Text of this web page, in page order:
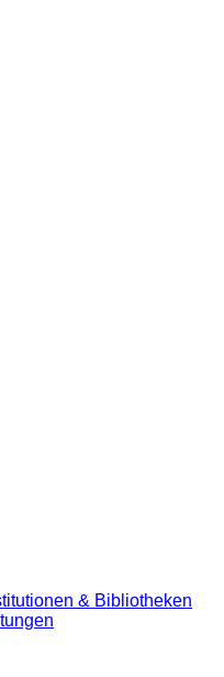
& Bibliotheken